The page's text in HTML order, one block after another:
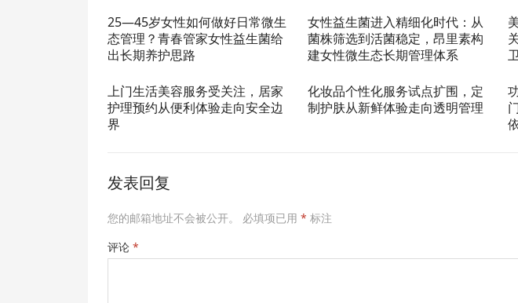
25—45岁女性如何做好日常微生
态管理？青春管家女性益生菌给
出长期养护思路
女性益生菌进入精细化时代：从
菌株筛选到活菌稳定，昂里素构
建女性微生态长期管理体系
上门生活美容服务受关注，居家
护理预约从便利体验走向安全边
界
化妆品个性化服务试点扩围，定
制护肤从新鲜体验走向透明管理
发表回复
您的邮箱地址不会被公开。 必填项已用 * 标注
评论 *